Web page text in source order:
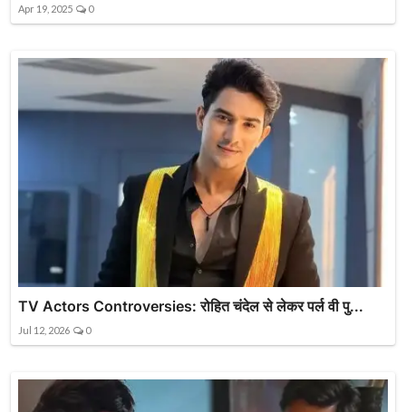
Apr 19, 2025 0
TV Actors Controversies: रोहित चंदेल से लेकर पर्ल वी पु...
Jul 12, 2026 0